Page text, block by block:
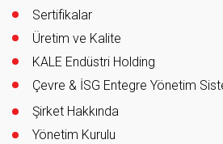
Sertifikalar
Üretim ve Kalite
KALE Endüstri Holding
Çevre & İSG Entegre Yönetim
Şirket Hakkında
Yönetim Kurulu